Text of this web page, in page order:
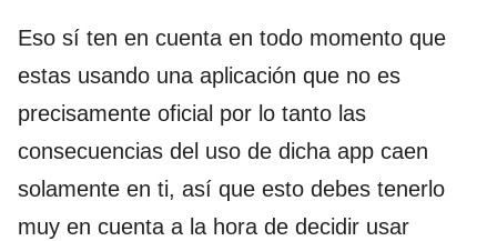
Eso sí ten en cuenta en todo momento que
estas usando una aplicación que no es
precisamente oficial por lo tanto las
consecuencias del uso de dicha app caen
solamente en ti, así que esto debes tenerlo
muy en cuenta a la hora de decidir usar